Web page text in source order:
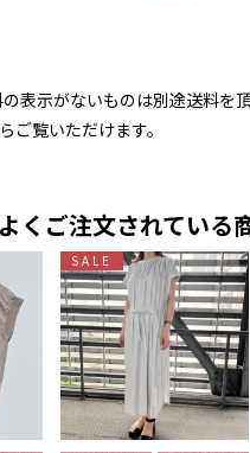
表示がないものは別途送料を頂
ご覧いただけます。
くご注文されている
SALE